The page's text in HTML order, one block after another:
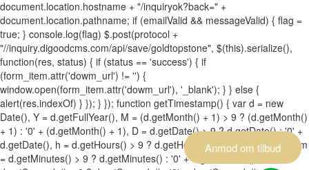
Anmod om tilbud
document.location.hostname + "/inquiryok?back=" +
document.location.pathname; if (emailValid && messageValid) { flag =
true; } console.log(flag) $.post(protocol +
"//inquiry.digoodcms.com/api/save/goldtopstone", $(this).serialize(),
function(res, status) { if (status == 'success') { if
(form_item.attr('dowm_url') != '') {
window.open(form_item.attr('dowm_url'), '_blank'); } } else {
alert(res.indexOf) } }); } }); function getTimestamp() { var d = new
Date(), Y = d.getFullYear(), M = (d.getMonth() + 1) > 9 ? (d.getMonth()
+ 1) : '0' + (d.getMonth() + 1), D = d.getDate() > 9 ? d.getDate() : '0' +
d.getDate(), h = d.getHours() > 9 ? d.getHours() : '0' + d.getHours(), m
= d.getMinutes() > 9 ? d.getMinutes() : '0' + d.getMinutes(), s =